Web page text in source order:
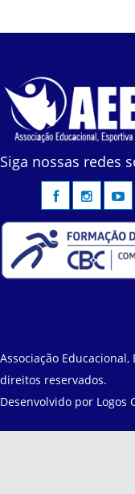
Siga nossas redes
Associação
direitos reservados.
Desenvolvido por Logos